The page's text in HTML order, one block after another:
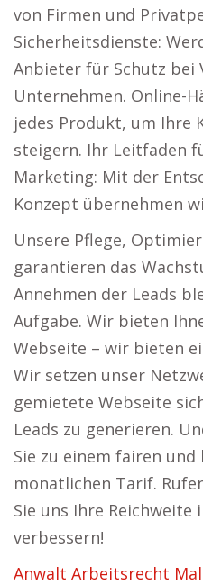
von Firmen und
Sicherheitsdienste:
Anbieter für Schutz bei
Unternehmen. Online-
jedes Produkt, um Ihre
steigern. Ihr Leitfaden
Marketing: Mit der
Konzept übernehmen
Unsere Pflege,
garantieren das
Annehmen der Leads
Aufgabe. Wir bieten
Webseite – wir bieten
Wir setzen unser
gemietete Webseite
Leads zu generieren.
Sie zu einem fairen
monatlichen Tarif.
Sie uns Ihre Reichweite
verbessern!
Anwalt Arbeitsrecht